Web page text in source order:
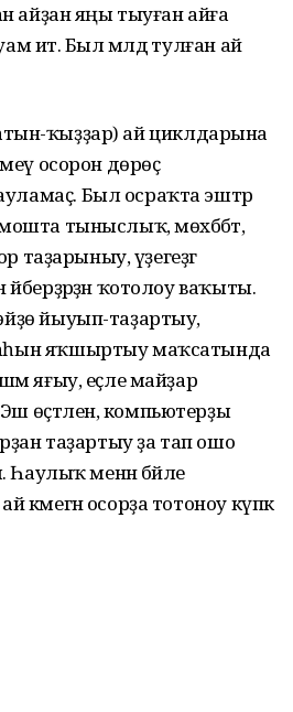
айҙан яңы тыуған айға
итә. Был мәлдә тулған ай
ҡатын-ҡыҙҙар) ай циклдарына
осорон дөрөҫ
Был осраҡта эштәр
тыныслыҡ, мөхәббәт,
таҙарыныу, үҙегеҙгә
ҡотолоу ваҡыты.
йыуып-таҙартыу,
яҡшыртыу маҡсатында
яғыу, еҫле майҙар
өҫтәлен, компьютерҙы
таҙартыу ҙа тап ошо
Һаулыҡ менән бәйле
кәмегән осорҙа тотоноу күпкә